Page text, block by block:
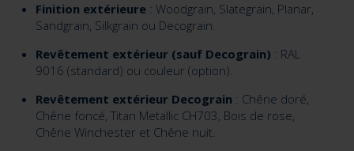
Finition extérieure : Woodgrain, Slategrain, Planar,
Sandgrain, Silkgrain ou Decograin.
Revêtement extérieur (sauf Decograin) : RAL
9016 (standard) ou couleur (option).
Revêtement extérieur Decograin : Chêne doré,
Chêne foncé, Titan Metallic CH703, Bois de rose,
Chêne Winchester et Chêne nuit.